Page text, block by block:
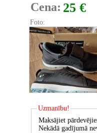
Cena: 25 €
Foto:
Uzmanību!
Maksājiet
Nekādā gadījumā